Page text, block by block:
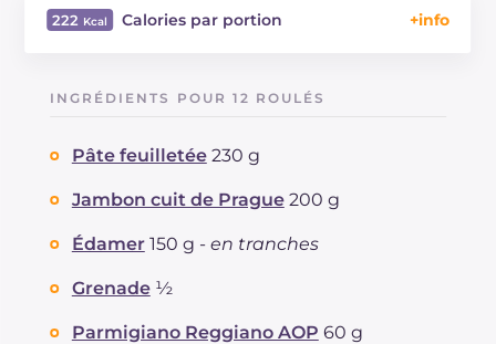
222 Calories par portion
Graisses
dont acides gras saturés
Cholestérol
Sodium
INGRÉDIENTS POUR 12 ROULÉS
Pâte feuilletée 230 g
Jambon cuit de Prague 200 g
Édamer 150 g - en tranches
Grenade ½
Parmigiano Reggiano AOP 60 g